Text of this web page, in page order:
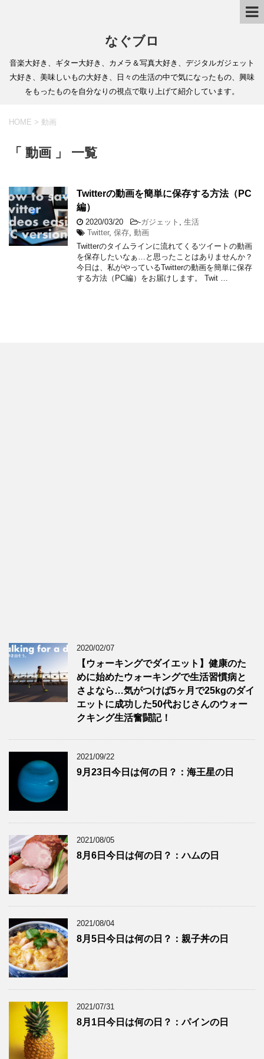
なぐブロ
音楽大好き、ギター大好き、カメラ＆写真大好き、デジタルガジェット
大好き、美味しいもの大好き、日々の生活の中で気になったもの、興味
をもったものを自分なりの視点で取り上げて紹介しています。
HOME > 動画
「 動画 」 一覧
Twitterの動画を簡単に保存する方法（PC
編）
2020/03/20 -ガジェット
生活
Twitter, 保存 動画
Twitterのタイムラインに流れてくるツイートの動画
を保存したいなぁ…と思ったことはありませんか？
今日は、私がやっているTwitterの動画を簡単に保存
する方法（PC編）をお届けします。 Twit …
2020/02/07
【ウォーキングでダイエット】健康のた
めに始めたウォーキングで生活習慣病と
さよなら…気がつけば5ヶ月で25kgのダイ
エットに成功した50代おじさんのウォー
クキング生活奮闘記！
2021/09/22
9月23日今日は何の日？：海王星の日
2021/08/05
8月6日今日は何の日？：ハムの日
2021/08/04
8月5日今日は何の日？：親子丼の日
2021/07/31
8月1日今日は何の日？：パインの日